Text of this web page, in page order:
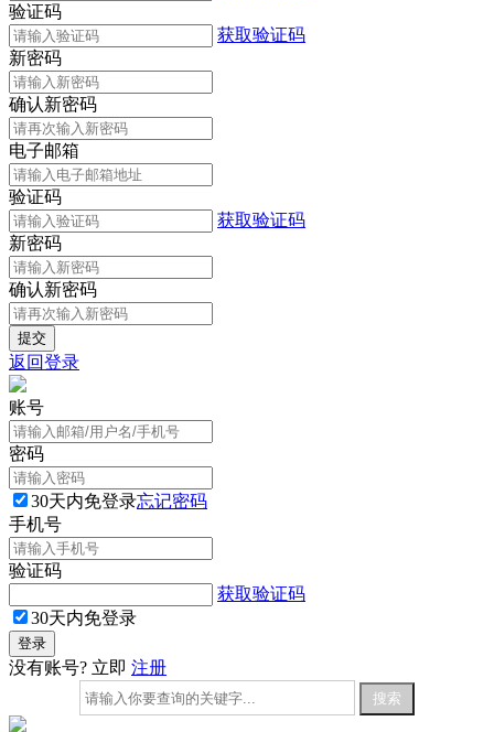
验证码
获取验证码
新密码
确认新密码
电子邮箱
验证码
获取验证码
新密码
确认新密码
返回登录
账号
密码
30天内免登录忘记密码
手机号
验证码
获取验证码
30天内免登录
没有账号? 立即 注册